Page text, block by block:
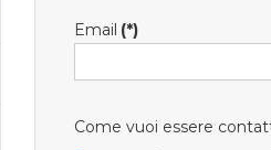
Email (*)
Come vuoi essere